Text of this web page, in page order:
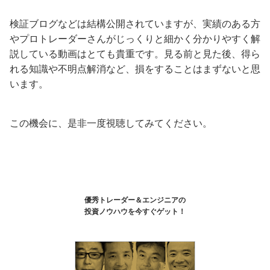
検証ブログなどは結構公開されていますが、実績のある方
やプロトレーダーさんがじっくりと細かく分かりやすく解
説している動画はとても貴重です。見る前と見た後、得ら
れる知識や不明点解消など、損をすることはまずないと思
います。
この機会に、是非一度視聴してみてください。
優秀トレーダー＆エンジニアの
投資ノウハウを今すぐゲット！